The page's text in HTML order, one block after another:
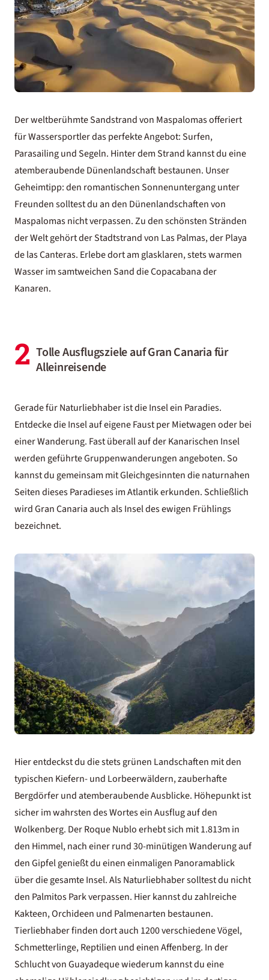
Der weltberühmte Sandstrand von Maspalomas offeriert
für Wassersportler das perfekte Angebot: Surfen,
Parasailing und Segeln. Hinter dem Strand kannst du eine
atemberaubende Dünenlandschaft bestaunen. Unser
Geheimtipp: den romantischen Sonnenuntergang unter
Freunden solltest du an den Dünenlandschaften von
Maspalomas nicht verpassen. Zu den schönsten Stränden
der Welt gehört der Stadtstrand von Las Palmas, der Playa
de las Canteras. Erlebe dort am glasklaren, stets warmen
Wasser im samtweichen Sand die Copacabana der
Kanaren.
2 Tolle Ausflugsziele auf Gran Canaria für
Alleinreisende
Gerade für Naturliebhaber ist die Insel ein Paradies.
Entdecke die Insel auf eigene Faust per Mietwagen oder bei
einer Wanderung. Fast überall auf der Kanarischen Insel
werden geführte Gruppenwanderungen angeboten. So
kannst du gemeinsam mit Gleichgesinnten die naturnahen
Seiten dieses Paradieses im Atlantik erkunden. Schließlich
wird Gran Canaria auch als Insel des ewigen Frühlings
bezeichnet.
Hier entdeckst du die stets grünen Landschaften mit den
typischen Kiefern- und Lorbeerwäldern, zauberhafte
Bergdörfer und atemberaubende Ausblicke. Höhepunkt ist
sicher im wahrsten des Wortes ein Ausflug auf den
Wolkenberg. Der Roque Nublo erhebt sich mit 1.813m in
den Himmel, nach einer rund 30-minütigen Wanderung auf
den Gipfel genießt du einen einmaligen Panoramablick
über die gesamte Insel. Als Naturliebhaber solltest du nicht
den Palmitos Park verpassen. Hier kannst du zahlreiche
Kakteen, Orchideen und Palmenarten bestaunen.
Tierliebhaber finden dort auch 1200 verschiedene Vögel,
Schmetterlinge, Reptilien und einen Affenberg. In der
Schlucht von Guayadeque wiederum kannst du eine